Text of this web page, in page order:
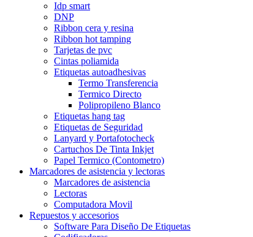
Idp smart
DNP
Ribbon cera y resina
Ribbon hot tamping
Tarjetas de pvc
Cintas poliamida
Etiquetas autoadhesivas
Termo Transferencia
Termico Directo
Polipropileno Blanco
Etiquetas hang tag
Etiquetas de Seguridad
Lanyard y Portafotocheck
Cartuchos De Tinta Inkjet
Papel Termico (Contometro)
Marcadores de asistencia y lectoras
Marcadores de asistencia
Lectoras
Computadora Movil
Repuestos y accesorios
Software Para Diseño De Etiquetas